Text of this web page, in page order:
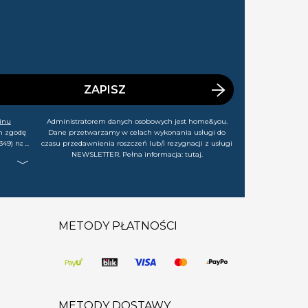
zgodę
na
chwili
ZAPISZ
Administratorem danych osobowych jest home&you.
Dane przetwarzamy w celach wykonania usługi do
czasu przedawnienia roszczeń lub/i rezygnacji z usługi
NEWSLETTER. Pełna informacja: tutaj.
METODY PŁATNOŚCI